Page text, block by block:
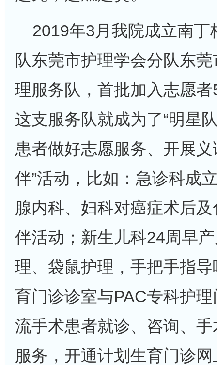
2019年3月我院成立南丁
队东莞市护理学会分队东
理服务队，首批加入志愿
这支服务队就成为了“明星
患者做好志愿服务、开展义
伴”活动，比如：急诊科成
腺内科、妇科对癌症术后
伴活动；新生儿科24周早
理、袋鼠护理，手把手指
育门诊诊室与PAC专科护
流手术患者就诊、咨询、
服务，开通计划生育门诊